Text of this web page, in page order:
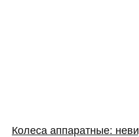
Колеса аппаратные: